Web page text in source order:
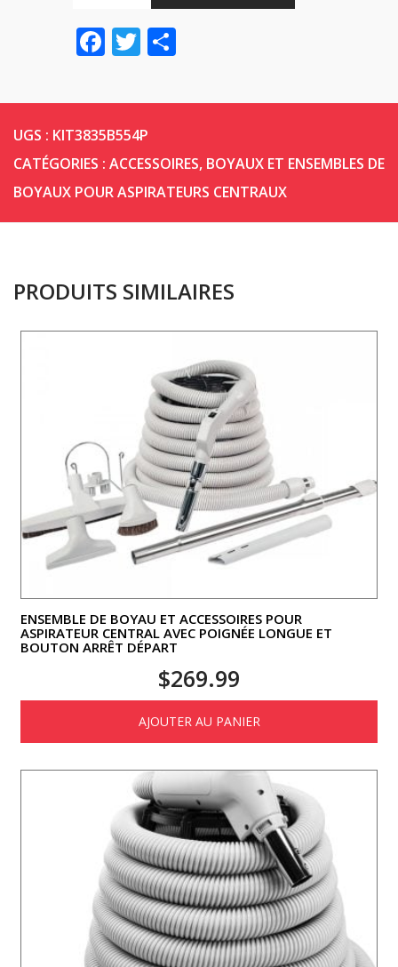
Facebook
Twitter
Share
UGS : KIT3835B554P
CATÉGORIES : ACCESSOIRES, BOYAUX ET ENSEMBLES DE
BOYAUX POUR ASPIRATEURS CENTRAUX
PRODUITS SIMILAIRES
ENSEMBLE DE BOYAU ET ACCESSOIRES POUR
ASPIRATEUR CENTRAL AVEC POIGNÉE LONGUE ET
BOUTON ARRÊT DÉPART
$269.99
AJOUTER AU PANIER